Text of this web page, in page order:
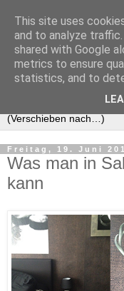
Freitag, 19. Juni
Was man in
kann
This site uses
and to analyze
shared with Google
metrics to ensure
statistics, and to